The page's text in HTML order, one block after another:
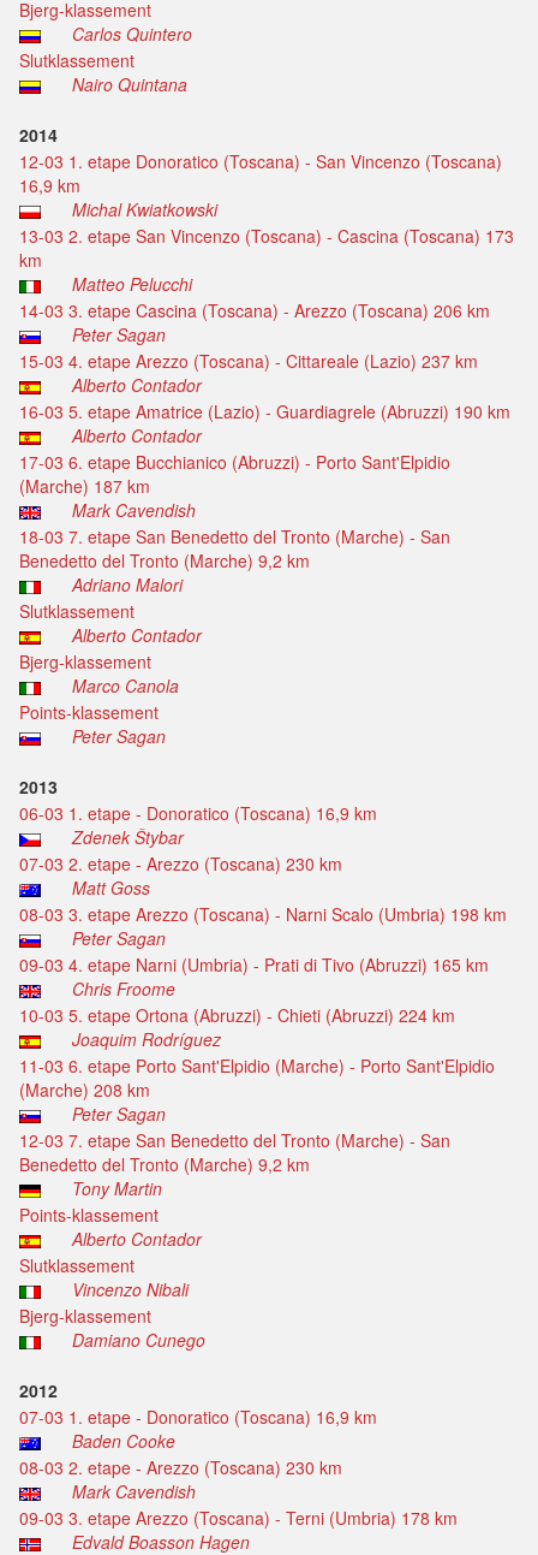
Bjerg-klassement
Carlos Quintero
Slutklassement
Nairo Quintana
2014
12-03 1. etape Donoratico (Toscana) - San Vincenzo (Toscana)
16,9 km
Michal Kwiatkowski
13-03 2. etape San Vincenzo (Toscana) - Cascina (Toscana) 173
km
Matteo Pelucchi
14-03 3. etape Cascina (Toscana) - Arezzo (Toscana) 206 km
Peter Sagan
15-03 4. etape Arezzo (Toscana) - Cittareale (Lazio) 237 km
Alberto Contador
16-03 5. etape Amatrice (Lazio) - Guardiagrele (Abruzzi) 190 km
Alberto Contador
17-03 6. etape Bucchianico (Abruzzi) - Porto Sant'Elpidio
(Marche) 187 km
Mark Cavendish
18-03 7. etape San Benedetto del Tronto (Marche) - San
Benedetto del Tronto (Marche) 9,2 km
Adriano Malori
Slutklassement
Alberto Contador
Bjerg-klassement
Marco Canola
Points-klassement
Peter Sagan
2013
06-03 1. etape - Donoratico (Toscana) 16,9 km
Zdenek Štybar
07-03 2. etape - Arezzo (Toscana) 230 km
Matt Goss
08-03 3. etape Arezzo (Toscana) - Narni Scalo (Umbria) 198 km
Peter Sagan
09-03 4. etape Narni (Umbria) - Prati di Tivo (Abruzzi) 165 km
Chris Froome
10-03 5. etape Ortona (Abruzzi) - Chieti (Abruzzi) 224 km
Joaquim Rodríguez
11-03 6. etape Porto Sant'Elpidio (Marche) - Porto Sant'Elpidio
(Marche) 208 km
Peter Sagan
12-03 7. etape San Benedetto del Tronto (Marche) - San
Benedetto del Tronto (Marche) 9,2 km
Tony Martin
Points-klassement
Alberto Contador
Slutklassement
Vincenzo Nibali
Bjerg-klassement
Damiano Cunego
2012
07-03 1. etape - Donoratico (Toscana) 16,9 km
Baden Cooke
08-03 2. etape - Arezzo (Toscana) 230 km
Mark Cavendish
09-03 3. etape Arezzo (Toscana) - Terni (Umbria) 178 km
Edvald Boasson Hagen